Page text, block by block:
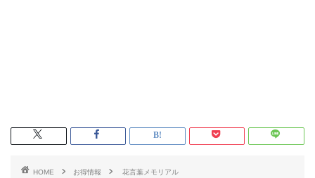
HOME お得情報 花言葉メモリアル